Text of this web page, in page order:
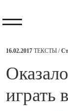
16.02.2017 ТЕКСТЫ /
играть